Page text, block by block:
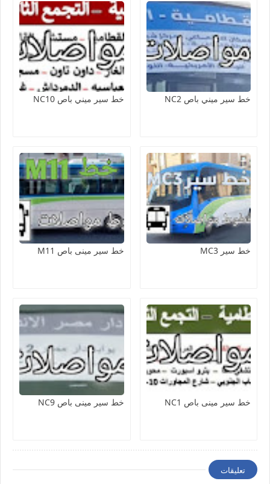
خط سير ميني باص NC2 خط سير ميني باص NC10
خط سير MC3 خط سير مينى باص M11
خط سير مينى باص NC1 خط سير مينى باص NC9
تعليقات